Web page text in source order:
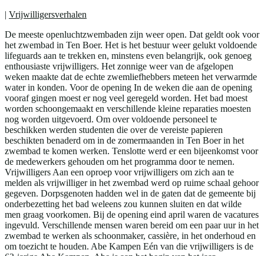
| Vrijwilligersverhalen
De meeste openluchtzwembaden zijn weer open. Dat geldt ook voor
het zwembad in Ten Boer. Het is het bestuur weer gelukt voldoende
lifeguards aan te trekken en, minstens even belangrijk, ook genoeg
enthousiaste vrijwilligers. Het zonnige weer van de afgelopen
weken maakte dat de echte zwemliefhebbers meteen het verwarmde
water in konden. Voor de opening In de weken die aan de opening
vooraf gingen moest er nog veel geregeld worden. Het bad moest
worden schoongemaakt en verschillende kleine reparaties moesten
nog worden uitgevoerd. Om over voldoende personeel te
beschikken werden studenten die over de vereiste papieren
beschikten benaderd om in de zomermaanden in Ten Boer in het
zwembad te komen werken. Tenslotte werd er een bijeenkomst voor
de medewerkers gehouden om het programma door te nemen.
Vrijwilligers Aan een oproep voor vrijwilligers om zich aan te
melden als vrijwilliger in het zwembad werd op ruime schaal gehoor
gegeven. Dorpsgenoten hadden wel in de gaten dat de gemeente bij
onderbezetting het bad weleens zou kunnen sluiten en dat wilde
men graag voorkomen. Bij de opening eind april waren de vacatures
ingevuld. Verschillende mensen waren bereid om een paar uur in het
zwembad te werken als schoonmaker, cassière, in het onderhoud en
om toezicht te houden. Abe Kampen Eén van die vrijwilligers is de